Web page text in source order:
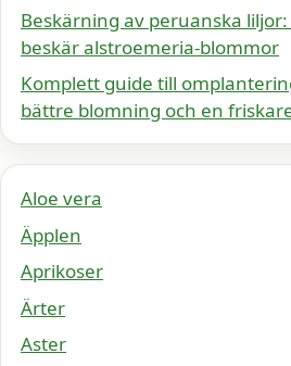
Beskärning av peruanska
beskär alstroemeria-blommor
Komplett guide till
bättre blomning och en
Aloe vera
Äpplen
Aprikoser
Ärter
Aster